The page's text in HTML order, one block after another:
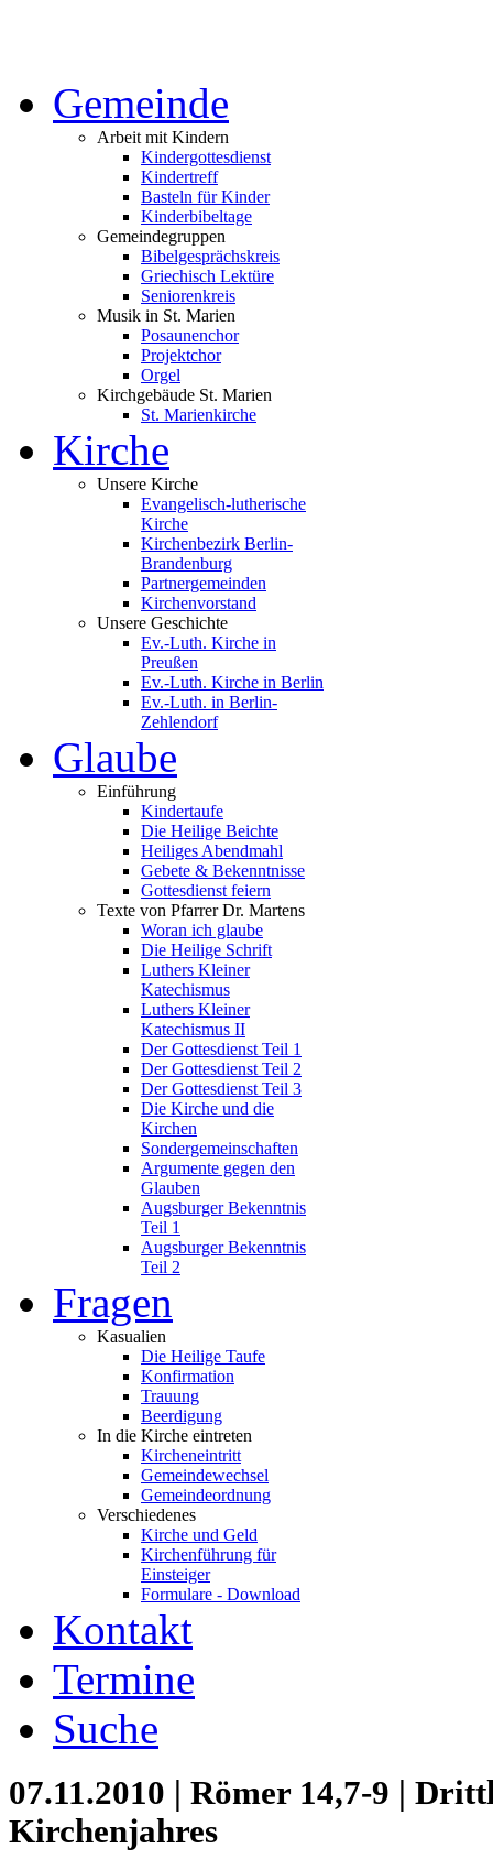
Gemeinde
Arbeit mit Kindern
Kindergottesdienst
Kindertreff
Basteln für Kinder
Kinderbibeltage
Gemeindegruppen
Bibelgesprächskreis
Griechisch Lektüre
Seniorenkreis
Musik in St. Marien
Posaunenchor
Projektchor
Orgel
Kirchgebäude St. Marien
St. Marienkirche
Kirche
Unsere Kirche
Evangelisch-lutherische
Kirche
Kirchenbezirk Berlin-
Brandenburg
Partnergemeinden
Kirchenvorstand
Unsere Geschichte
Ev.-Luth. Kirche in
Preußen
Ev.-Luth. Kirche in Berlin
Ev.-Luth. in Berlin-
Zehlendorf
Glaube
Einführung
Kindertaufe
Die Heilige Beichte
Heiliges Abendmahl
Gebete & Bekenntnisse
Gottesdienst feiern
Texte von Pfarrer Dr. Martens
Woran ich glaube
Die Heilige Schrift
Luthers Kleiner
Katechismus
Luthers Kleiner
Katechismus II
Der Gottesdienst Teil 1
Der Gottesdienst Teil 2
Der Gottesdienst Teil 3
Die Kirche und die
Kirchen
Sondergemeinschaften
Argumente gegen den
Glauben
Augsburger Bekenntnis
Teil 1
Augsburger Bekenntnis
Teil 2
Fragen
Kasualien
Die Heilige Taufe
Konfirmation
Trauung
Beerdigung
In die Kirche eintreten
Kircheneintritt
Gemeindewechsel
Gemeindeordnung
Verschiedenes
Kirche und Geld
Kirchenführung für
Einsteiger
Formulare - Download
Kontakt
Termine
Suche
07.11.2010 | Römer 14,7-9 |
Kirchenjahres